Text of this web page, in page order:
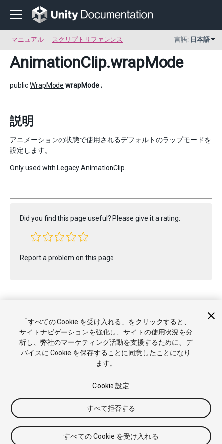
マニュアル スクリプトリファレンス 言語: 日本語
AnimationClip.wrapMode
publicWrapMode wrapMode;
説明
アニメーションの状態で使用されるデフォルトのラップモードを
設定します。
Only used with Legacy AnimationClip.
Did you find this page useful? Please give it a rating:
Report a problem on this page
Copyright © 2023 Unity Technologies. Publication 2022.1
チュートリアル
Answers ナレッジベース フォーラム
ットストア
商標と利用規約 法律関連
プライバシーポリシー
私の個人情報を販売または共有しない
「すべての Cookie を受け入れる」をクリックすると、
サイトナビゲーションを強化し、サイトの使用状況を分
析し、弊社のマーケティング活動を支援するために、デ
バイスに Cookie を保存することに同意したことになり
ます。
Cookie 設定
すべて拒否する
すべての Cookie を受け入れる